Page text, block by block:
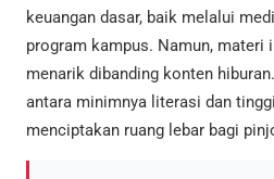
keuangan dasar, baik melalui
program kampus. Namun, materi
menarik dibanding konten
antara minimnya literasi dan
menciptakan ruang lebar bagi